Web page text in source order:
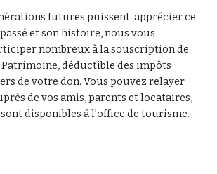
futures puissent  apprécier ce
et son histoire, nous vous
nombreux à la souscription de
déductible des impôts
de votre don. Vous pouvez relayer
de vos amis, parents et locataires,
disponibles à l’office de tourisme.